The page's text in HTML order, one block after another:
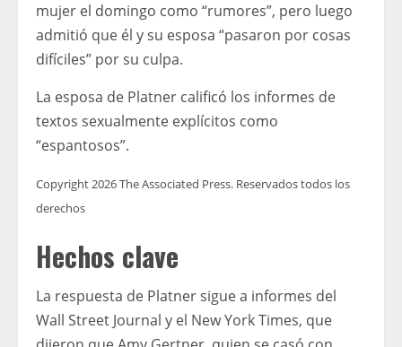
mujer el domingo como “rumores”, pero luego
admitió que él y su esposa “pasaron por cosas
difíciles” por su culpa.
La esposa de Platner calificó los informes de
textos sexualmente explícitos como
“espantosos”.
Copyright 2026 The Associated Press. Reservados todos los
derechos
Hechos clave
La respuesta de Platner sigue a informes del
Wall Street Journal y el New York Times, que